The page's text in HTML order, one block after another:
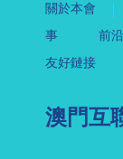
關於本會
事
前
友好鏈接
澳門互